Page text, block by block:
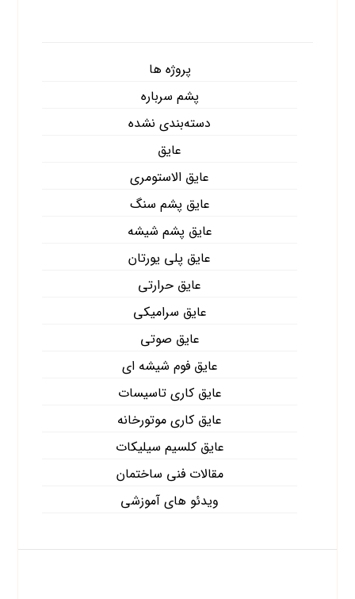
پروژه ها
پشم سرباره
دسته‌بندی نشده
عایق
عایق الاستومری
عایق پشم سنگ
عایق پشم شیشه
عایق پلی یورتان
عایق حرارتی
عایق سرامیکی
عایق صوتی
عایق فوم شیشه ای
عایق کاری تاسیسات
عایق کاری موتورخانه
عایق کلسیم سیلیکات
مقالات فنی ساختمان
ویدئو های آموزشی